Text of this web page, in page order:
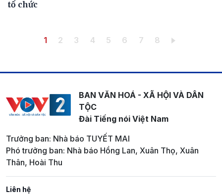
tổ chức
PaginationTrang hiện thời
1 Trang
2 Trang
3 Trang
4 Trang
5 Trang
6 Trang
7 Trang
8
BAN VĂN HOÁ - XÃ HỘI VÀ DÂN
TỘC
Đài Tiếng nói Việt Nam
Trưởng ban: Nhà báo TUYẾT MAI
Phó trưởng ban: Nhà báo Hồng Lan, Xuân Thọ, Xuân
Thân, Hoài Thu
Liên hệ